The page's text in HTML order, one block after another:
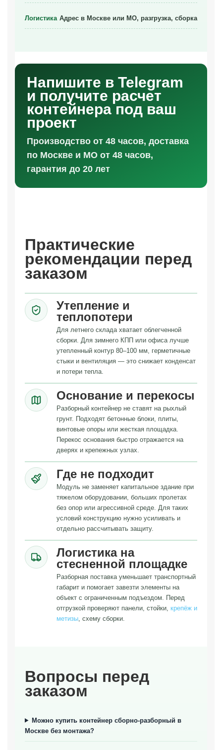
Логистика Адрес в Москве или МО, разгрузка, сборка
Напишите в Telegram
и получите расчет
контейнера под ваш
проект
Производство от 48 часов, доставка
по Москве и МО от 48 часов,
гарантия до 20 лет
Практические
рекомендации перед
заказом
Утепление и
теплопотери
Для летнего склада хватает облегченной
сборки. Для зимнего КПП или офиса лучше
утепленный контур 80–100 мм, герметичные
стыки и вентиляция — это снижает конденсат
и потери тепла.
Основание и перекосы
Разборный контейнер не ставят на рыхлый
грунт. Подходят бетонные блоки, плиты,
винтовые опоры или жесткая площадка.
Перекос основания быстро отражается на
дверях и крепежных узлах.
Где не подходит
Модуль не заменяет капитальное здание при
тяжелом оборудовании, больших пролетах
без опор или агрессивной среде. Для таких
условий конструкцию нужно усиливать и
отдельно рассчитывать защиту.
Логистика на
стесненной площадке
Разборная поставка уменьшает транспортный
габарит и помогает завезти элементы на
объект с ограниченным подъездом. Перед
отгрузкой проверяют панели, стойки, крепёж и
метизы , схему сборки.
Вопросы перед
заказом
Можно купить контейнер сборно-разборный в
Москве без монтажа?